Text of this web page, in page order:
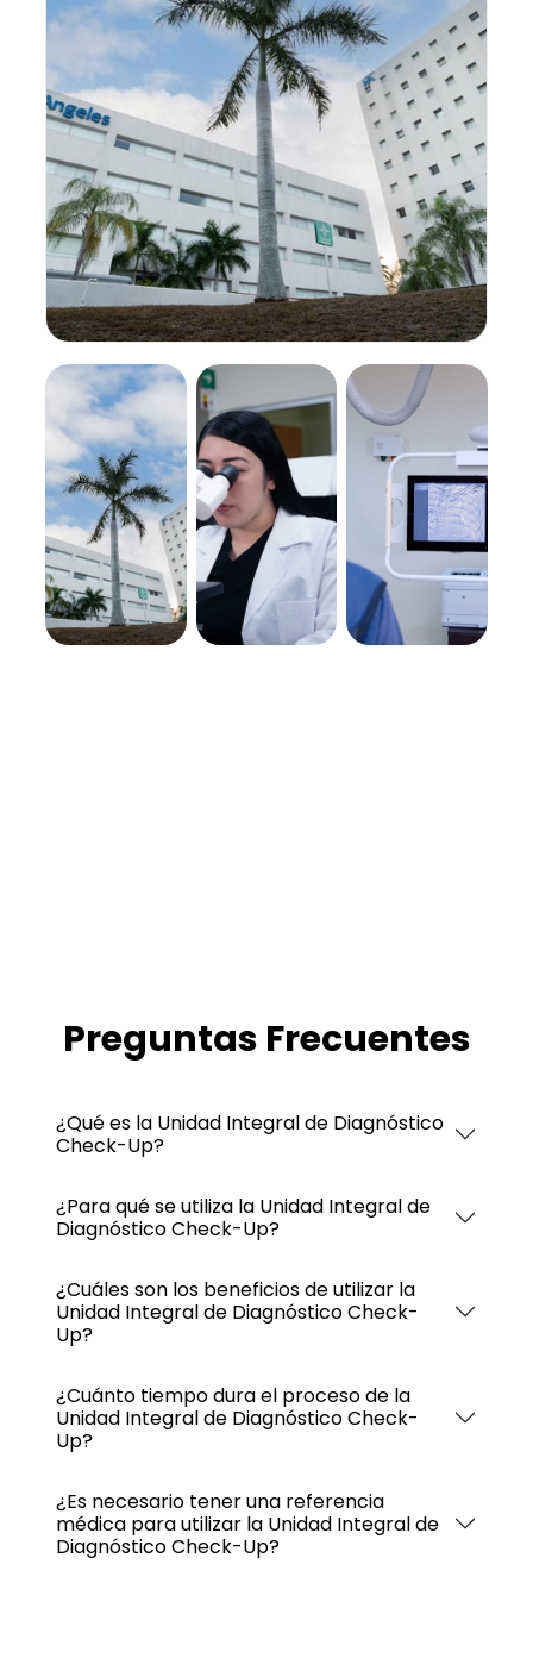
Preguntas Frecuentes
¿Qué es la Unidad Integral de Diagnóstico
Check-Up?
¿Para qué se utiliza la Unidad Integral de
Diagnóstico Check-Up?
¿Cuáles son los beneficios de utilizar la
Unidad Integral de Diagnóstico Check-
Up?
¿Cuánto tiempo dura el proceso de la
Unidad Integral de Diagnóstico Check-
Up?
¿Es necesario tener una referencia
médica para utilizar la Unidad Integral de
Diagnóstico Check-Up?